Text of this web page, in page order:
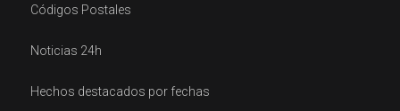
Códigos Postales
Noticias 24h
Hechos destacados por fechas